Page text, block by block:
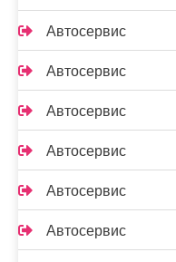
Автосервис
Автосервис
Автосервис
Автосервис
Автосервис
Автосервис